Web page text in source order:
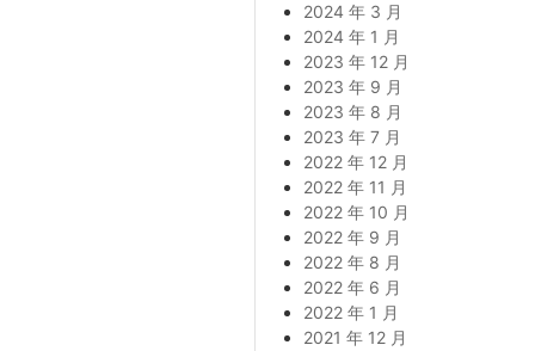
2024 年 3 月
2024 年 1 月
2023 年 12 月
2023 年 9 月
2023 年 8 月
2023 年 7 月
2022 年 12 月
2022 年 11 月
2022 年 10 月
2022 年 9 月
2022 年 8 月
2022 年 6 月
2022 年 1 月
2021 年 12 月